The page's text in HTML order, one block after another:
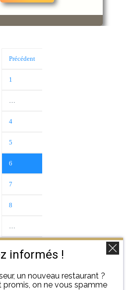
Précédent
1
4
5
6
7
8
informés !
un nouveau restaurant ?
promis, on ne vous spamme